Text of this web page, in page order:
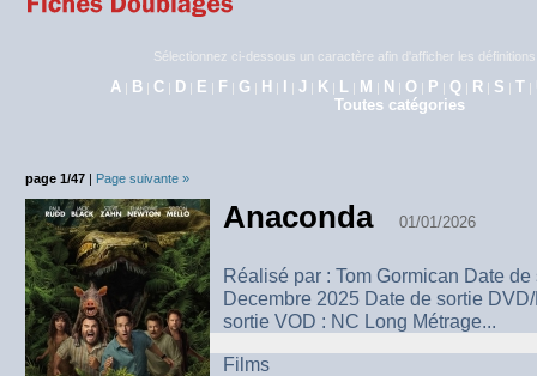
Sélectionnez ci-dessous un caractère afin d'afficher les
A | B | C | D | E | F | G | H | I |J | K | L | M | N | O | P | Q | R | S | T |
Toutes catégories
page 1/47 | Page suivante »
Anaconda 01/01/2026
Réalisé par : Tom Gormican Date
Decembre 2025 Date de sortie
sortie VOD : NC Long Métrage...
Films